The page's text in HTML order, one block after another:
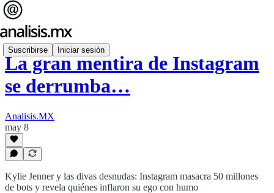
Suscribirse Iniciar sesión
La gran mentira de Instagram
se derrumba…
Analisis.MX
may 8
Kylie Jenner y las divas desnudas: Instagram masacra 50 millones
de bots y revela quiénes inflaron su ego con humo